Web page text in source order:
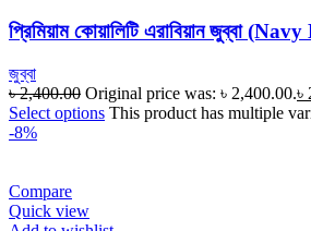
প্রিমিয়াম কোয়ালিটি এরাবিয়ান জুব্বা
জুব্বা
৳2,400.00 Original price was: ৳ 2,400.00.৳
Select options This product has multiple
-8%
Compare
Quick view